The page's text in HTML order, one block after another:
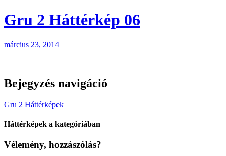
Gru 2 Háttérkép 06
március 23, 2014
Bejegyzés navigáció
Gru 2 Háttérképek
Háttérképek a kategóriában
Vélemény, hozzászólás?